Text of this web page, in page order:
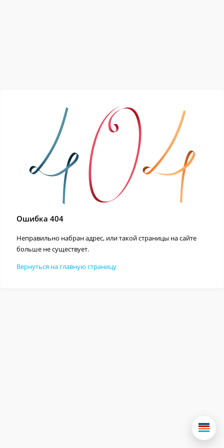
Ошибка 404
Неправильно набран адрес, или такой страницы на сайте
больше не существует.
Вернуться на главную страницу